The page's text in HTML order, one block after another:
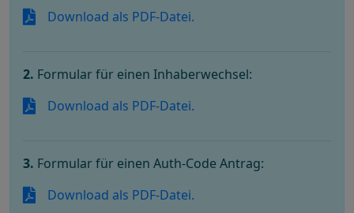
Download als PDF-Datei.
2. Formular für einen Inhaberwechsel:
Download als PDF-Datei.
3. Formular für einen Auth-Code Antrag:
Download als PDF-Datei.